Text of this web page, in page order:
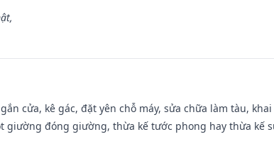
cửa, kê gác, đặt yên chỗ máy, sửa chữa làm tàu,
giường đóng giường, thừa kế tước phong hay thừa kế